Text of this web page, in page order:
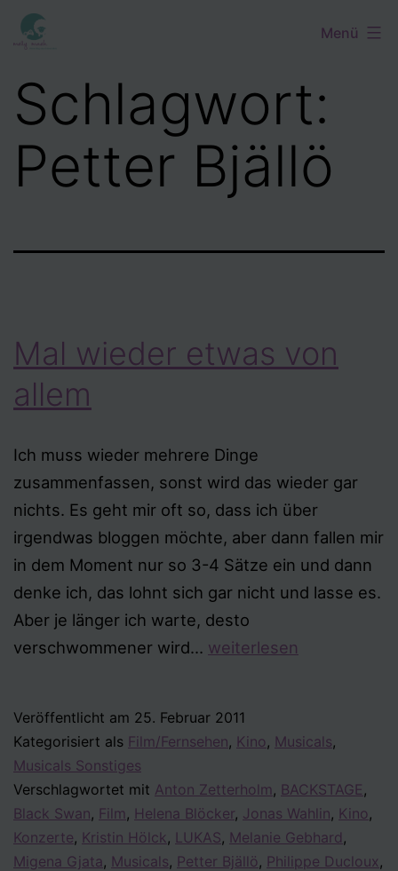
Zum
Inhalt
Menü
Schlagwort:
Petter Bjällö
Mal wieder etwas von
allem
Ich muss wieder mehrere Dinge
zusammenfassen, sonst wird das wieder gar
nichts. Es geht mir oft so, dass ich über
irgendwas bloggen möchte, aber dann fallen mir
in dem Moment nur so 3-4 Sätze ein und dann
denke ich, das lohnt sich gar nicht und lasse es.
Aber je länger ich warte, desto
verschwommener wird… Mal
von
weiterlesen
Veröffentlicht am 25. Februar 2011
Kategorisiert als Film/Fernsehen, Kino, Musicals,
Musicals Sonstiges
Verschlagwortet mit Anton Zetterholm, BACKSTAGE,
Black Swan, Film, Helena Blöcker, Jonas Wahlin, Kino,
Konzerte, Kristin Hölck, LUKAS, Melanie Gebhard,
Migena Gjata, Musicals, Petter Bjällö, Philippe Ducloux,